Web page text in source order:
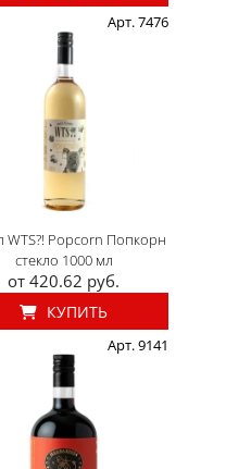
Арт. 7476
WTS?! Popcorn Попкорн
стекло 1000 мл
от 420.62 руб.
КУПИТЬ
Арт. 9141